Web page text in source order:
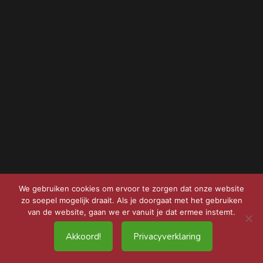
We gebruiken cookies om ervoor te zorgen dat onze website
zo soepel mogelijk draait. Als je doorgaat met het gebruiken
van de website, gaan we er vanuit je dat ermee instemt.
Akkoord! Privacyverklaring